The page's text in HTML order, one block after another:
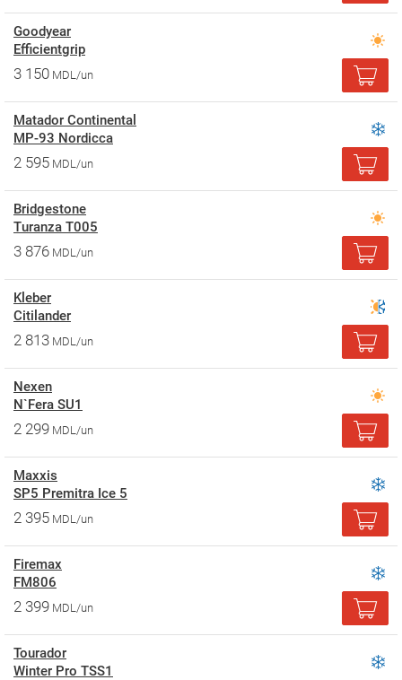
Goodyear
Efficientgrip
3 150 MDL/un
Matador Continental
MP-93 Nordicca
2 595 MDL/un
Bridgestone
Turanza T005
3 876 MDL/un
Kleber
Citilander
2 813 MDL/un
Nexen
N`Fera SU1
2 299 MDL/un
Maxxis
SP5 Premitra Ice 5
2 395 MDL/un
Firemax
FM806
2 399 MDL/un
Tourador
Winter Pro TSS1